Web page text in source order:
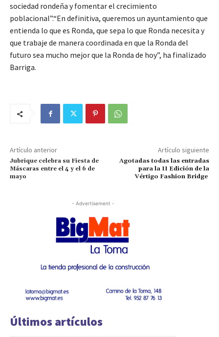
sociedad rondeña y fomentar el crecimiento
poblacional”.“En definitiva, queremos un ayuntamiento que
entienda lo que es Ronda, que sepa lo que Ronda necesita y
que trabaje de manera coordinada en que la Ronda del
futuro sea mucho mejor que la Ronda de hoy”, ha finalizado
Barriga.
Artículo anterior
Jubrique celebra su Fiesta de
Máscaras entre el 4 y el 6 de
mayo
Artículo siguiente
Agotadas todas las entradas
para la II Edición de la
Vértigo Fashion Bridge
- Advertisement -
Últimos artículos